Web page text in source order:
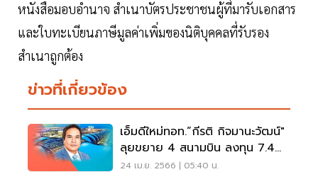
หนังสือมอบอำนาจ สำเนาบัตรประชาชนผู้ที่มารับเอกสาร
และใบทะเบียนภาษีมูลค่าเพิ่มของนิติบุคคลที่รับรอง
สำเนาถูกต้อง
ข่าวที่เกี่ยวข้อง
เอ็มดีใหม่ทอท.“กีรติ กิจมานะวัฒน์"
ลุยขยาย 4 สนามบิน ลงทุน 7.4
หมื่นล้าน
24 เม.ย. 2566 | 05:40 น.